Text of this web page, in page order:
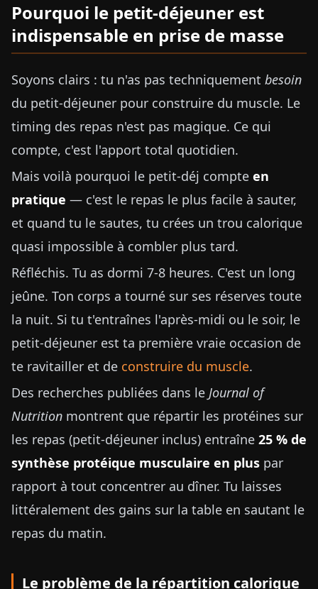
Pourquoi le petit-déjeuner est
indispensable en prise de masse
Soyons clairs : tu n'as pas techniquement besoin
du petit-déjeuner pour construire du muscle. Le
timing des repas n'est pas magique. Ce qui
compte, c'est l'apport total quotidien.
Mais voilà pourquoi le petit-déj compte en
pratique — c'est le repas le plus facile à sauter,
et quand tu le sautes, tu crées un trou calorique
quasi impossible à combler plus tard.
Réfléchis. Tu as dormi 7-8 heures. C'est un long
jeûne. Ton corps a tourné sur ses réserves toute
la nuit. Si tu t'entraînes l'après-midi ou le soir, le
petit-déjeuner est ta première vraie occasion de
te ravitailler et de construire du muscle.
Des recherches publiées dans le Journal of
Nutrition montrent que répartir les protéines sur
les repas (petit-déjeuner inclus) entraîne 25 % de
synthèse protéique musculaire en plus par
rapport à tout concentrer au dîner. Tu laisses
littéralement des gains sur la table en sautant le
repas du matin.
Le problème de la répartition calorique